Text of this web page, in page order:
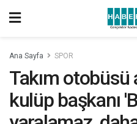
Ana Sayfa SPOR
Takım otobüsü
kulüp başkanı